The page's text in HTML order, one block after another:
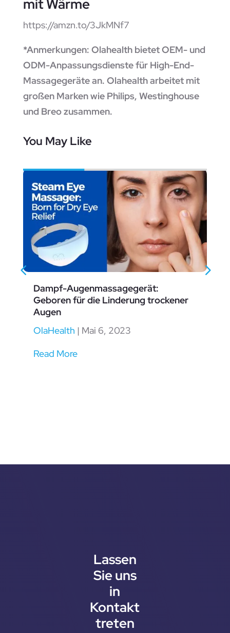
mit Wärme
https://amzn.to/3JkMNf7
*Anmerkungen: Olahealth bietet OEM- und
ODM-Anpassungsdienste für High-End-
Massagegeräte an. Olahealth arbeitet mit
großen Marken wie Philips, Westinghouse
und Breo zusammen.
You May Like
Dampf-Augenmassagegerät:
Geboren für die Linderung trockener
Augen
OlaHealth | Mai 6, 2023
Read More
Lassen
Sie uns
in
Kontakt
treten